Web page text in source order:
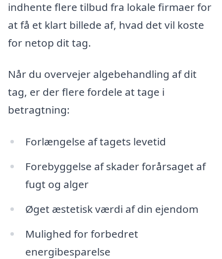
indhente flere tilbud fra lokale firmaer for
at få et klart billede af, hvad det vil koste
for netop dit tag.
Når du overvejer algebehandling af dit
tag, er der flere fordele at tage i
betragtning:
Forlængelse af tagets levetid
Forebyggelse af skader forårsaget af
fugt og alger
Øget æstetisk værdi af din ejendom
Mulighed for forbedret
energibesparelse